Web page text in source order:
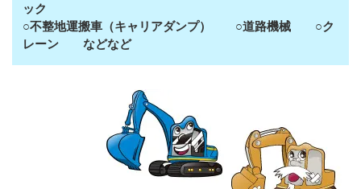
ック
○不整地運搬車（キャリアダンプ） ○道路機械 ○ク
レーン などなど